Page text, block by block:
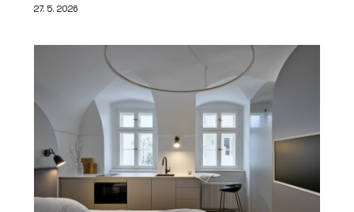
27. 5. 2026